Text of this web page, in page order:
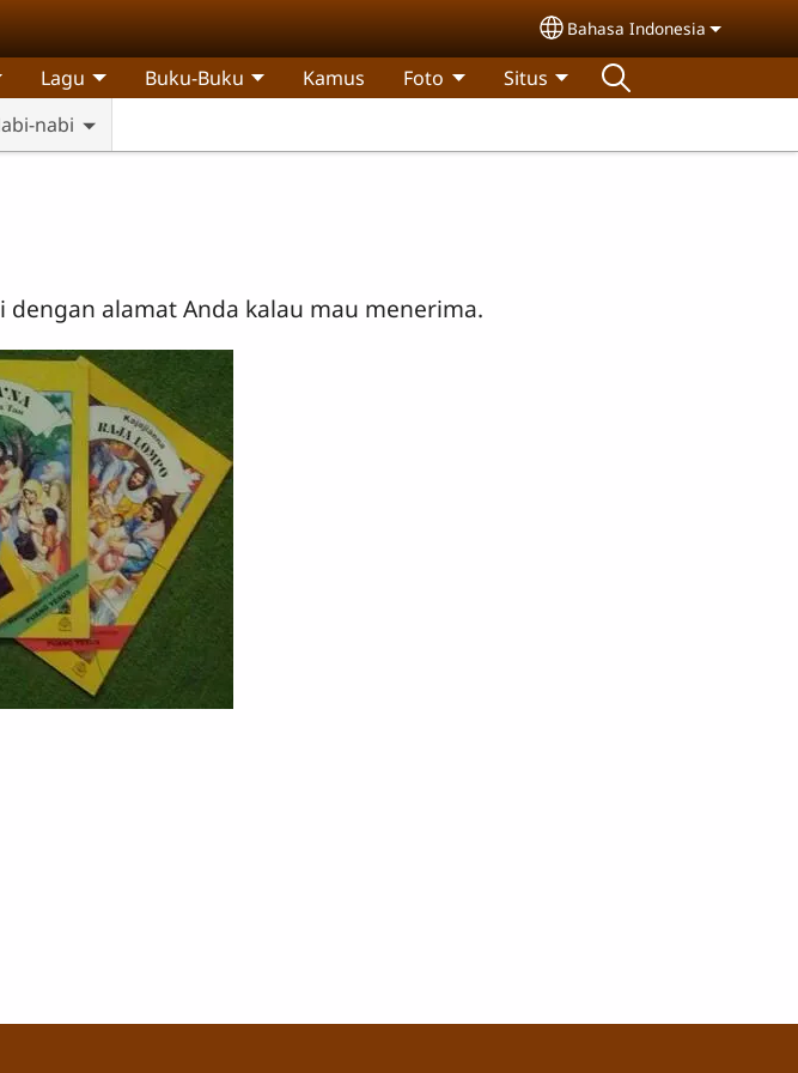
Select your language
Bahasa Indonesia
nabi
Lagu Buku-Buku Kamus Foto Situs
dengan alamat Anda kalau mau menerima.